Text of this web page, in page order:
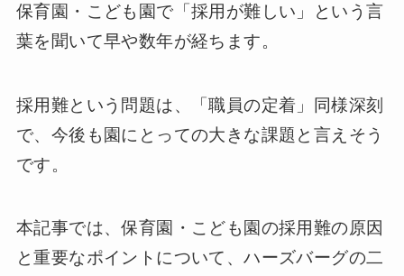
保育園・こども園で「採用が難しい」という言
葉を聞いて早や数年が経ちます。
採用難という問題は、「職員の定着」同様深刻
で、今後も園にとっての大きな課題と言えそう
です。
本記事では、保育園・こども園の採用難の原因
と重要なポイントについて、ハーズバーグの二